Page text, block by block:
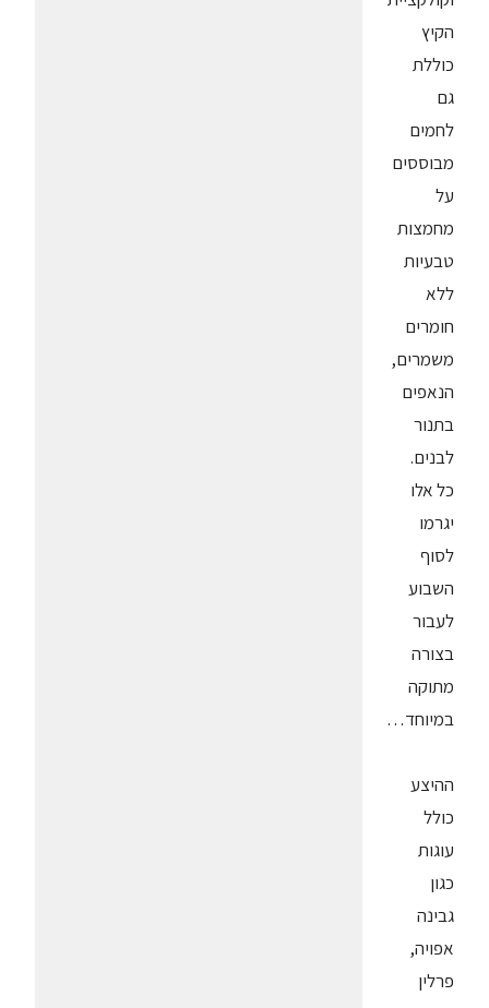
הקיץ
כוללת
גם
לחמים
מבוססים
על
מחמצות
טבעיות
ללא
חומרים
משמרים,
הנאפים
בתנור
לבנים.
כל אלו
יגרמו
לסוף
השבוע
לעבור
בצורה
מתוקה
במיוחד…
ההיצע
כולל
עוגות
כגון
גבינה
אפויה,
פרלין